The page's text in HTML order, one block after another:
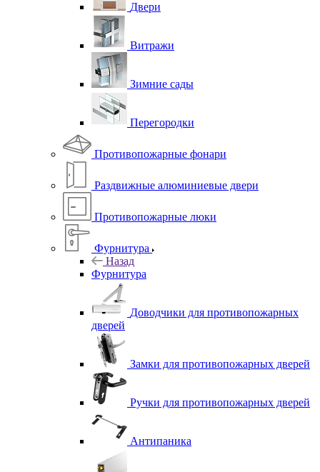
Двери
Витражи
Зимние сады
Перегородки
Противопожарные фонари
Раздвижные алюминиевые двери
Противопожарные люки
Фурнитура
Назад
Фурнитура
Доводчики для противопожарных
дверей
Замки для противопожарных дверей
Ручки для противопожарных дверей
Антипаника